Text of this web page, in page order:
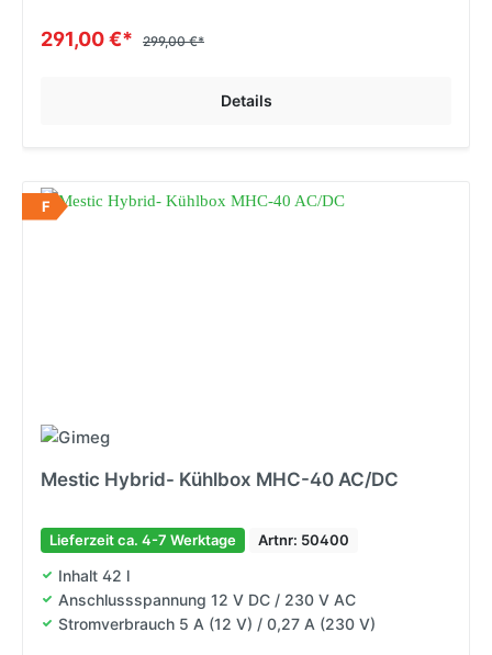
291,00 €* 299,00 €*
Details
F
Mestic Hybrid- Kühlbox MHC-40 AC/DC
Lieferzeit ca. 4-7 Werktage Artnr: 50400
Inhalt 42 l
Anschlussspannung 12 V DC / 230 V AC
Stromverbrauch 5 A (12 V) / 0,27 A (230 V)